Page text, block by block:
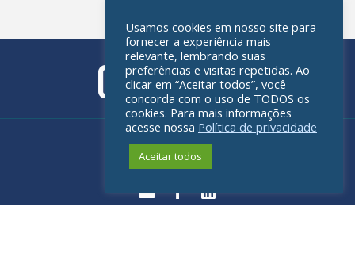
Política de privacidade
Usamos cookies em nosso site para
fornecer a experiência mais
relevante, lembrando suas
preferências e visitas repetidas. Ao
clicar em “Aceitar todos”, você
concorda com o uso de TODOS os
cookies. Para mais informações
acesse nossa Política de privacidade
Aceitar todos